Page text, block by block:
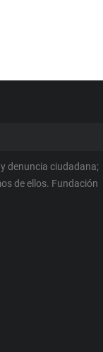
denuncia ciudadana;
de ellos. Fundación